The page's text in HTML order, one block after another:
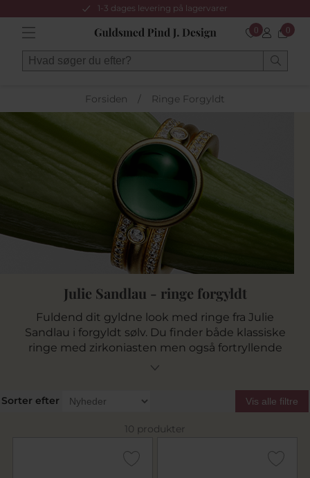
1-3 dages levering på lagervarer
0 0
Forsiden / Ringe Forgyldt
Julie Sandlau - ringe forgyldt
Fuldend dit gyldne look med ringe fra Julie
Sandlau i forgyldt sølv. Du finder både klassiske
ringe med zirkoniasten men også fortryllende
ringe i forgyldt sølv med flotte krystaller i
Sandlau i forgyldt sølv i vores udvalg lige her.
Sorter efter Vis alle filtre
10 produkter